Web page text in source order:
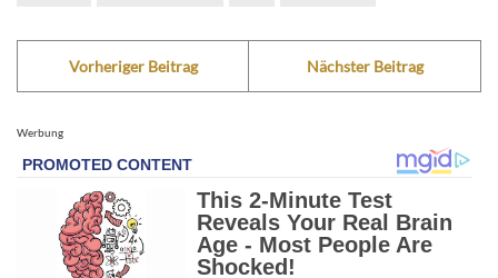
Vorheriger Beitrag Nächster Beitrag
Werbung